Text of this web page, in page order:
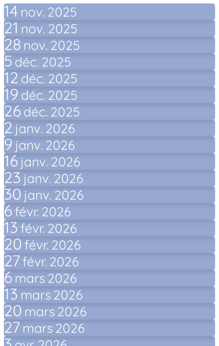
14 nov. 2025
21 nov. 2025
28 nov. 2025
5 déc. 2025
12 déc. 2025
19 déc. 2025
26déc. 2025
2 janv. 2026
9 janv. 2026
16 janv. 2026
23 janv. 2026
30 janv. 2026
6févr. 2026
13 févr. 2026
20févr. 2026
27févr. 2026
6 mars2026
13 mars2026
20 mars2026
27 mars2026